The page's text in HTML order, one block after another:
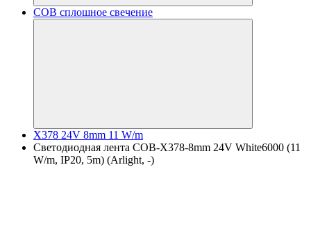
COB сплошное свечение
X378 24V 8mm 11 W/m
Светодиодная лента COB-X378-8mm 24V White6000 (11
W/m, IP20, 5m) (Arlight, -)